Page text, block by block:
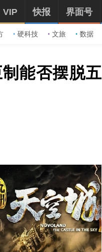
硬科技 文旅 数据
VIP 快报 界面号
能否摆脱五